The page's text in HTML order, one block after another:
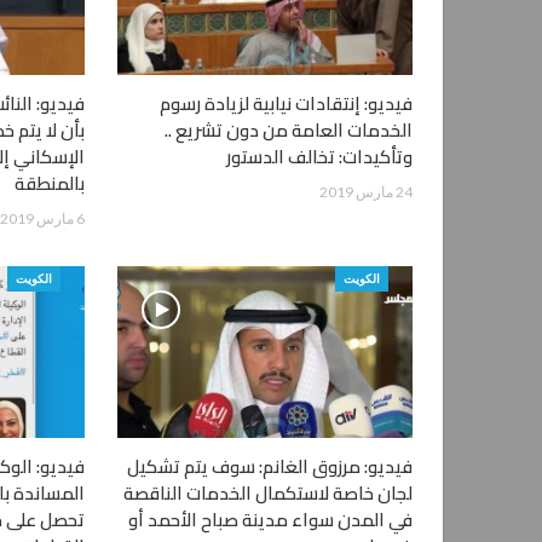
فيديو: إنتقادات نيابية لزيادة رسوم
الخدمات العامة من دون تشريع ..
وتأكيدات: تخالف الدستور
24 مارس 2019
فيديو:
بأن لا
الإسكاني
بالمنطقة
6 مارس 2019
الكويت
فيديو: مرزوق الغانم: سوف يتم تشكيل
لجان خاصة لاستكمال الخدمات الناقصة
في المدن سواء مدينة صباح الأحمد أو
الكويت
فيديو:
المساندة
تحصل على